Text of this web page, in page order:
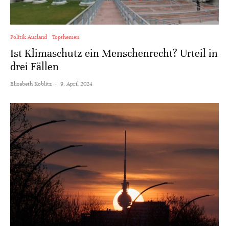
Politik Ausland Topthemen
Ist Klimaschutz ein Menschenrecht? Urteil in
drei Fällen
Elisabeth Koblitz · 9. April 2024